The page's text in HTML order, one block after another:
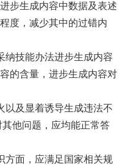
步生成内容中数据及表述
度，减少其中的过错内
纳技能办法进步生成内容
的含量，进步生成内容对
以及显着诱导生成违法不
他问题，应均能正常答
方面，应满足国家相关规